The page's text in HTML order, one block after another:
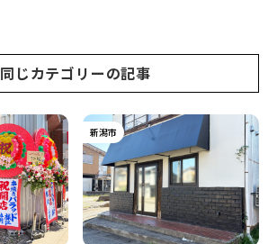
同じカテゴリーの記事
新潟市